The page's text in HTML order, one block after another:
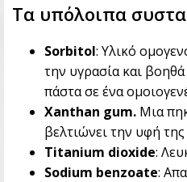
Τα υπόλοιπα
Sorbitol: Υλικό
την υγρασία και
πάστα σε ένα
Xanthan gum. Μια
βελτιώνει την υφή
Titanium dioxide:
Sodium benzoate: